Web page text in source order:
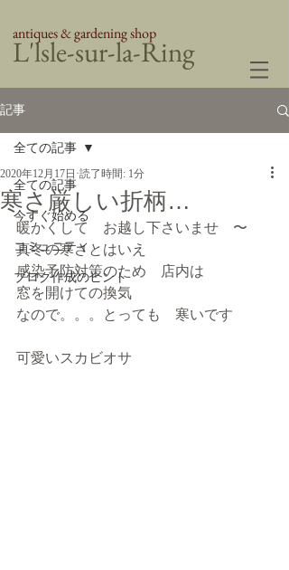
​L'lsle-sur-la-Ring
antiques & gardening shop
記事
全ての記事
今すぐ始める
コミュニティ
ブログ作成のヒント
全ての記事
寒さ厳しい折柄…
2020年12月17日 読了時間: 1分
暖かくして　お越し下さいませ　〜
真冬の寒さとはいえ
感染予防対策のため　店内は
窓を開けての換気
なので。。。とっても　寒いです
可愛いスカビオサ